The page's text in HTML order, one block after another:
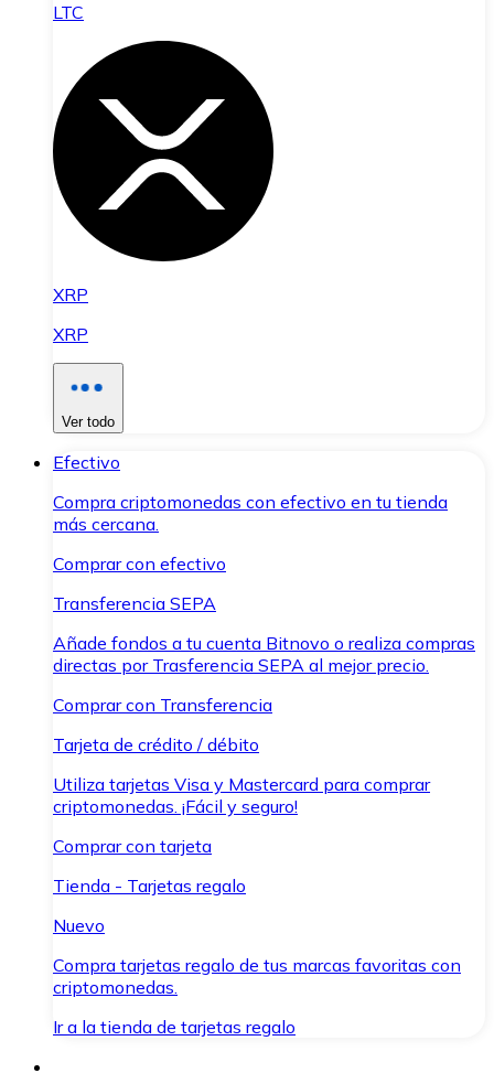
LTC
XRP
XRP
Ver todo
Efectivo
Compra criptomonedas con efectivo en tu tienda
más cercana.
Comprar con efectivo
Transferencia SEPA
Añade fondos a tu cuenta Bitnovo o realiza compras
directas por Trasferencia SEPA al mejor precio.
Comprar con Transferencia
Tarjeta de crédito / débito
Utiliza tarjetas Visa y Mastercard para comprar
criptomonedas. ¡Fácil y seguro!
Comprar con tarjeta
Tienda - Tarjetas regalo
Nuevo
Compra tarjetas regalo de tus marcas favoritas con
criptomonedas.
Ir a la tienda de tarjetas regalo